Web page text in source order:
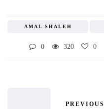
AMAL SHALEH
0 320 0
PREVIOUS